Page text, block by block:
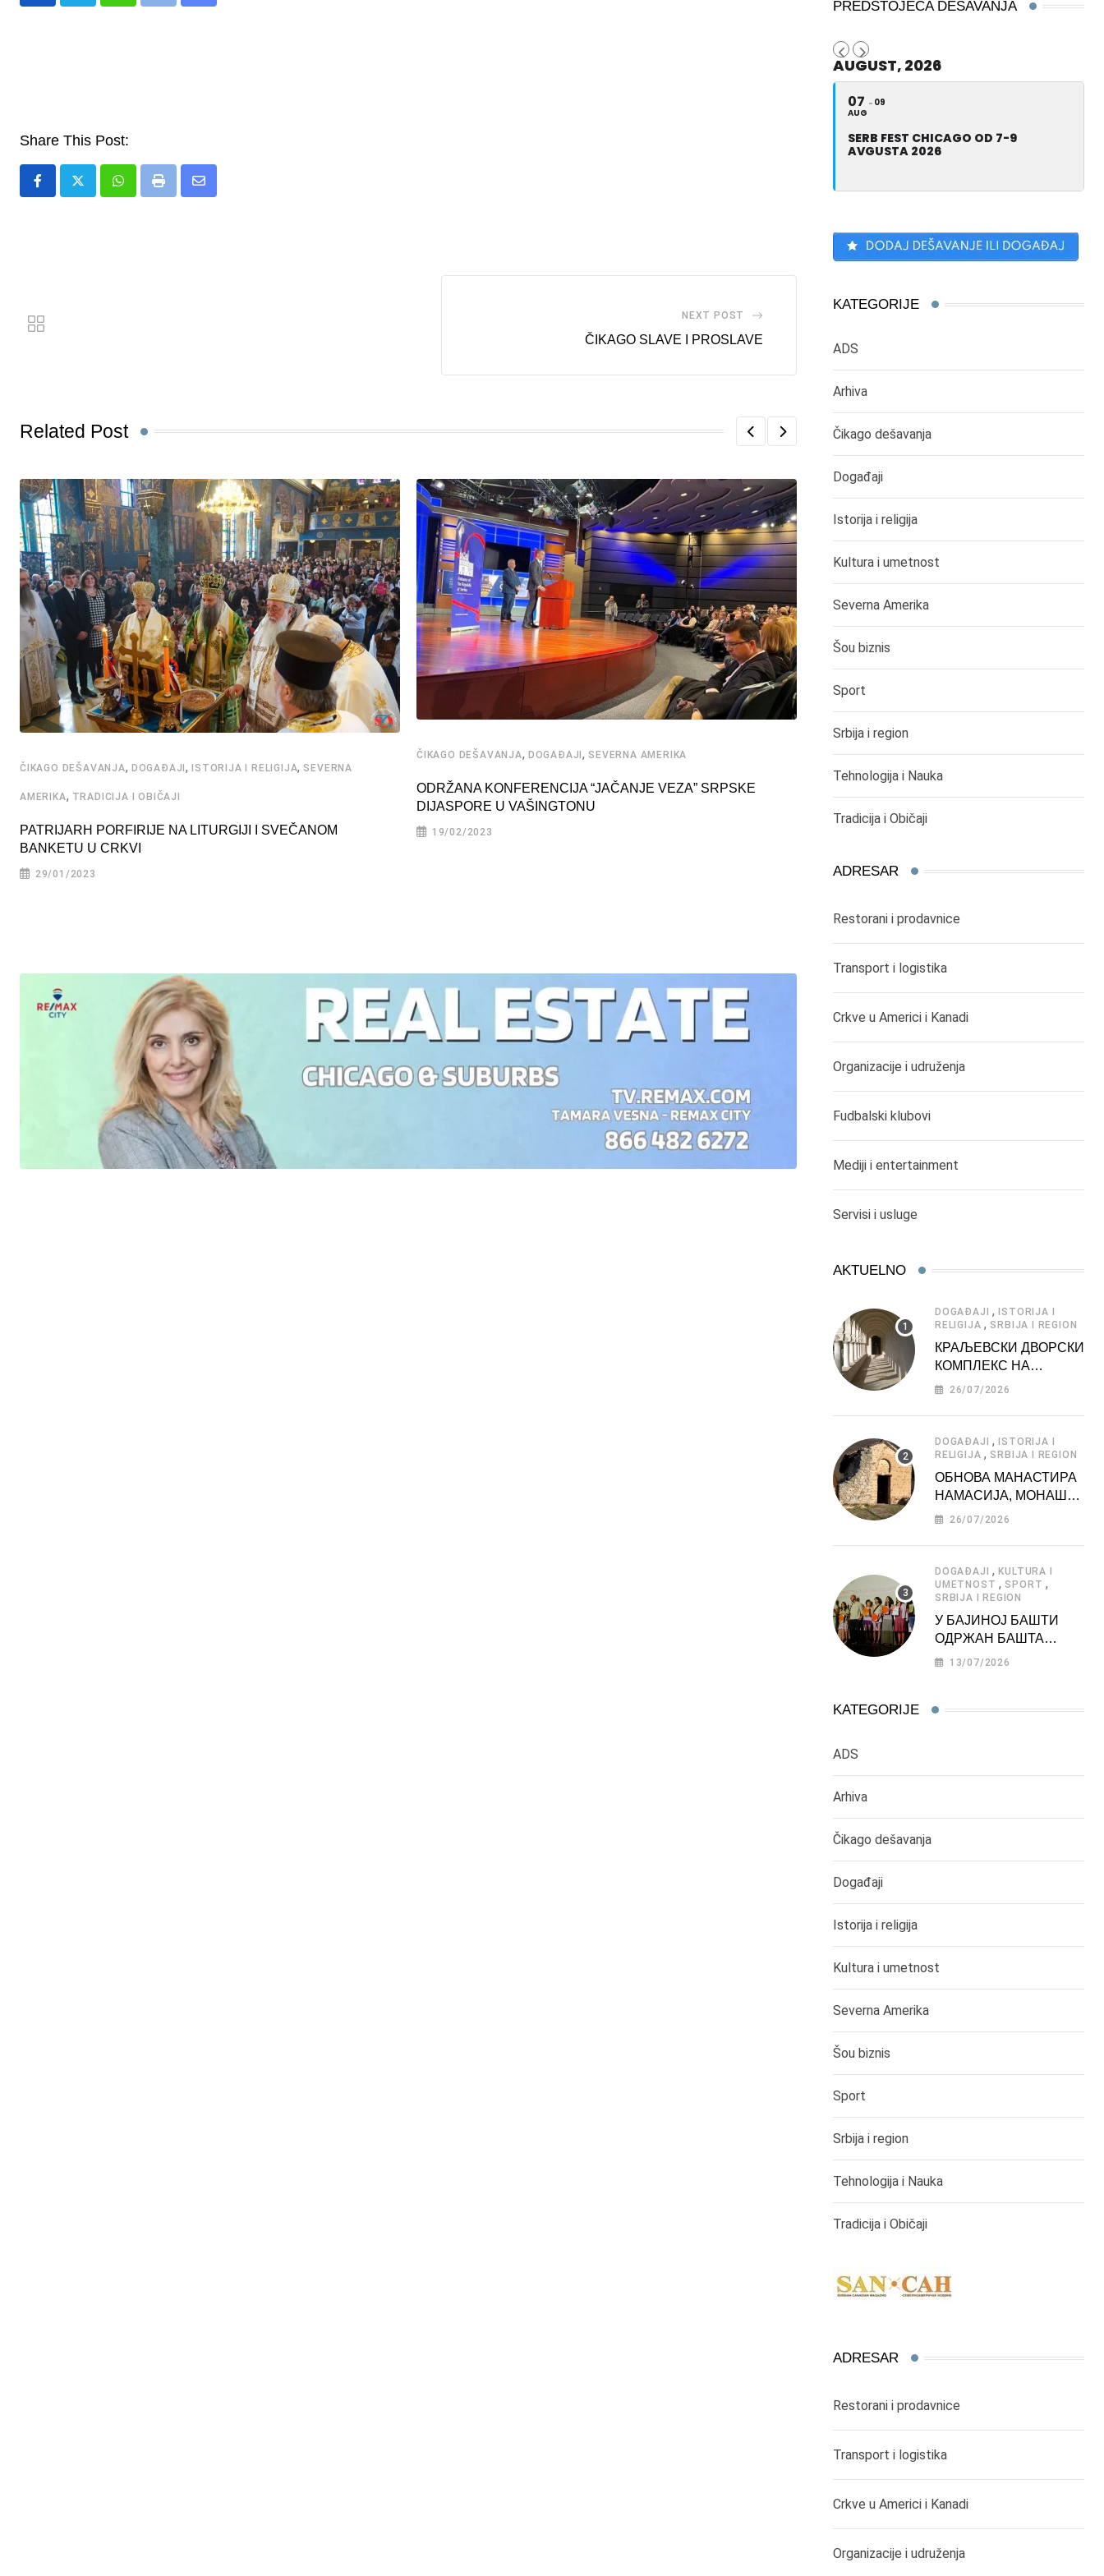
Share This Post:
WhatsappPrint
Share
NEXT POST
ČIKAGO SLAVE I PROSLAVE
Related Post
ČIKAGO DEŠAVANJA, DOGAĐAJI,ISTORIJA I RELIGIJA, SEVERNA
AMERIKA, TRADICIJA I OBIČAJI
PATRIJARH PORFIRIJE NA LITURGIJI I SVEČANOM
BANKETU U CRKVI
29/01/2023
ČIKAGO DEŠAVANJA, DOGAĐAJI, SEVERNA AMERIKA
ODRŽANA KONFERENCIJA “JAČANJE VEZA” SRPSKE
DIJASPORE U VAŠINGTONU
19/02/2023
ČIKAGO DEŠAVANJA ,DOGAĐAJI
SKADARLIJSKO VEČE U ČIKAGU
PREDSTOJEĆA DEŠAVANJA
AUGUST, 2026
07
AUG
09
SERB FEST CHICAGO OD 7-9
AVGUSTA 2026
KATEGORIJE
ADS
Arhiva
Čikago dešavanja
Događaji
Istorija i religija
Kultura i umetnost
Severna Amerika
Šou biznis
Sport
Srbija i region
Tehnologija i Nauka
Tradicija i Običaji
ADRESAR
Restorani i prodavnice
Transport i logistika
Crkve u Americi i Kanadi
Organizacije i udruženja
Fudbalski klubovi
Mediji i entertainment
Servisi i usluge
AKTUELNO
DOGAĐAJI , ISTORIJA I
RELIGIJA , SRBIJA I REGION
КРАЉЕВСКИ ДВОРСКИ
КОМПЛЕКС НА
ДЕДИЊУ –
АТРАКЦИЈА
26/07/2026
DOGAĐAJI , ISTORIJA I
RELIGIJA , SRBIJA I REGION
ОБНОВА МАНАСТИРА
НАМАСИЈА, МОНАШКЕ
ЗАДУЖБИНЕ
26/07/2026
DOGAĐAJI ,KULTURA I
UMETNOST , SPORT ,
SRBIJA I REGION
У БАЈИНОЈ БАШТИ
ОДРЖАН БАШТА
ФЕСТ 2026
13/07/2026
KATEGORIJE
ADS
Arhiva
Čikago dešavanja
Događaji
Istorija i religija
Kultura i umetnost
Severna Amerika
Šou biznis
Sport
Srbija i region
Tehnologija i Nauka
Tradicija i Običaji
ADRESAR
Restorani i prodavnice
Transport i logistika
Crkve u Americi i Kanadi
Organizacije i udruženja